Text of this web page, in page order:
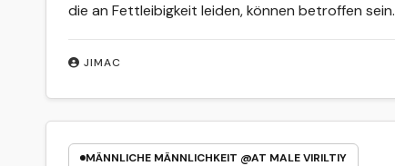
JIMAC
die an Fettleibigkeit leiden, können betroffen
MÄNNLICHE MÄNNLICHKEIT @AT MALE VIRILTIY